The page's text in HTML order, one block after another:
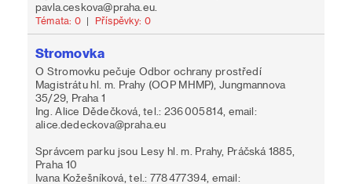
pavla.ceskova@praha.eu.
Témata: 0 | Příspěvky: 0
Stromovka
O Stromovku pečuje Odbor ochrany prostředí
Magistrátu hl. m. Prahy (OOP MHMP), Jungmannova
35/29, Praha 1
Ing. Alice Dědečková, tel.: 236 005 814, email:
alice.dedeckova@praha.eu
Správcem parku jsou Lesy hl. m. Prahy, Práčská 1885,
Praha 10
Ivana Kožešníková, tel.: 778 477 394, email: